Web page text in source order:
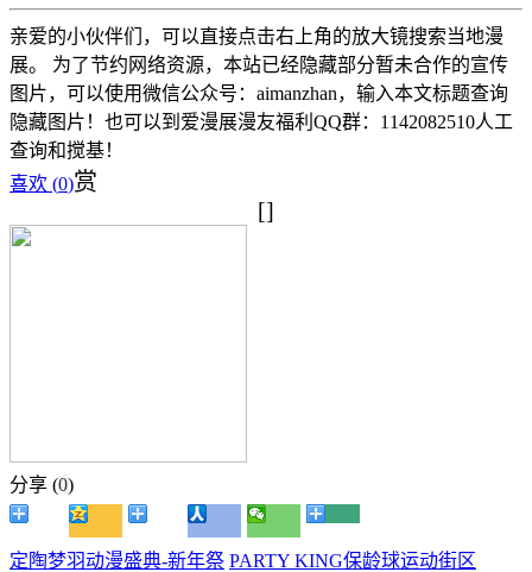
亲爱的小伙伴们，可以直接点击右上角的放大镜搜索当地漫
展。 为了节约网络资源，本站已经隐藏部分暂未合作的宣传
图片，可以使用微信公众号：aimanzhan，输入本文标题查询
隐藏图片！也可以到爱漫展漫友福利QQ群：1142082510人工
查询和搅基！
喜欢 (0)赏
[]
分享 (0)
定陶梦羽动漫盛典-新年祭 PARTY KING保龄球运动街区